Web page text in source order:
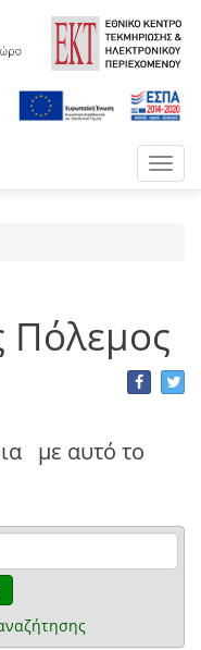
Πόλεμος
με αυτό το